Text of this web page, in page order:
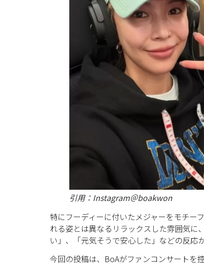
引用：Instagram＠boakwon
特にフーディーに付いたメジャーをモチー
れる姿とは異なるリラックスした雰囲気に
い」、「元気そうで安心した」などの反応
今回の投稿は、BoAがファンコンサートを